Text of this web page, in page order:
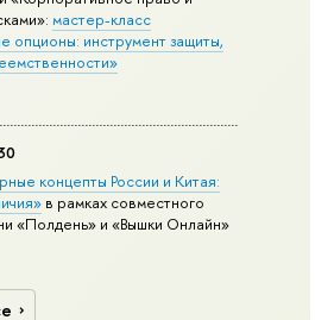
мастер-класс
опционы: инструмент защиты,
концепты России и Китая:
в рамках совместного
«Полдень» и «Вышки Онлайн»